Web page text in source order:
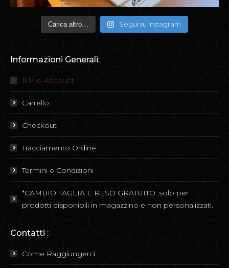
Carica altro… Segui su Instagram
Informazioni Generali:
Il Mio Account
Carrello
Checkout
Tracciamento Ordine
Termini e Condizioni
*CAMBIO TAGLIA E RESO GRATUITO: solo per
prodotti disponibili in magazzino e non personalizzati.
Contatti :
Come Raggiungerci